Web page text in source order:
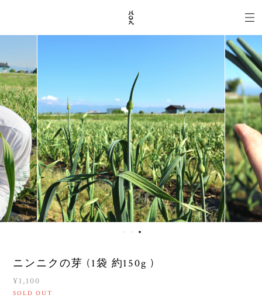
ニンニクの芽 (1袋 約150g )
¥1,100
SOLD OUT